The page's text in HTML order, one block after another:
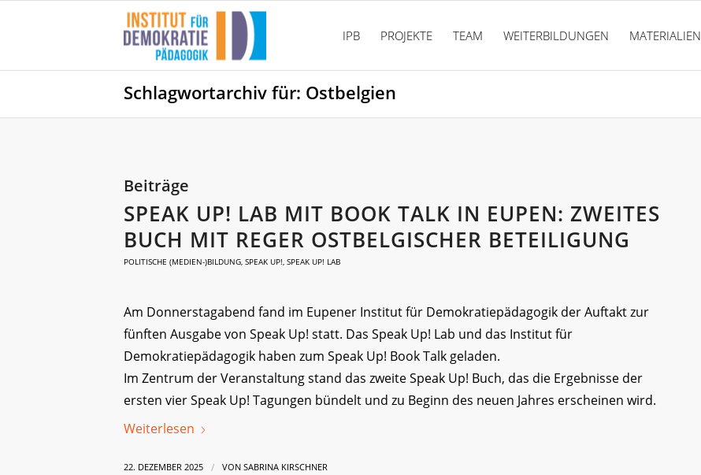
IPB PROJEKTE TEAM WEITERBILDUNGEN MATERIALIEN
Schlagwortarchiv für: Ostbelgien
Beiträge
SPEAK UP! LAB MIT BOOK TALK IN EUPEN: ZWEITES
BUCH MIT REGER OSTBELGISCHER BETEILIGUNG
POLITISCHE (MEDIEN-)BILDUNG, SPEAK UP!, SPEAK UP! LAB
Am Donnerstagabend fand im Eupener Institut für Demokratiepädagogik der Auftakt zur
fünften Ausgabe von Speak Up! statt. Das Speak Up! Lab und das Institut für
Demokratiepädagogik haben zum Speak Up! Book Talk geladen.
Im Zentrum der Veranstaltung stand das zweite Speak Up! Buch, das die Ergebnisse der
ersten vier Speak Up! Tagungen bündelt und zu Beginn des neuen Jahres erscheinen wird.
Weiterlesen
22. DEZEMBER 2025 / VON SABRINA KIRSCHNER